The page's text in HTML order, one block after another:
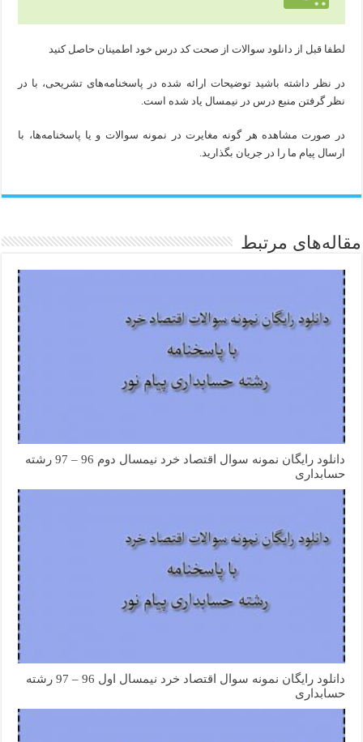
لطفا قبل از دانلود سوالات از صحت کد درس خود اطمینان حاصل کنید
در نظر داشته باشید توضیحات ارائه شده در پاسخنامه‌های تشریحی، با در
نظر گرفتن منبع درس در نیمسال یاد شده است.
در صورت مشاهده هر گونه مغایرت در نمونه سوالات و یا پاسخنامه‌ها، با
ارسال پیام ما را در جریان بگذارید.
مقاله‌های مرتبط
دانلود رایگان نمونه سوال اقتصاد خرد نیمسال دوم 96 – 97 رشته
حسابداری
دانلود رایگان نمونه سوال اقتصاد خرد نیمسال اول 96 – 97 رشته
حسابداری